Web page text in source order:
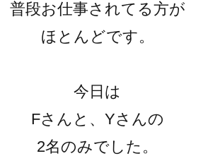
普段お仕事されてる方が
ほとんどです。
今日は
Fさんと、Yさんの
2名のみでした。